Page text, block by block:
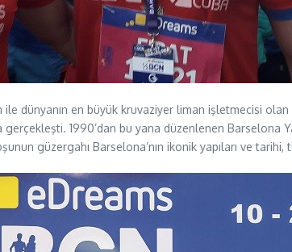
dünyanın en büyük kruvaziyer liman işletmecisi olan
1990’dan bu yana düzenlenen
güzergahı Barselona’nın ikonik yapıları ve